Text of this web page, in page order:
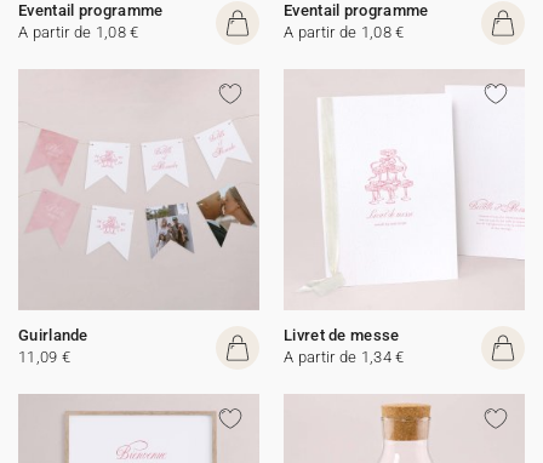
Eventail programme
A partir de 1,08 €
Eventail programme
A partir de 1,08 €
Guirlande
11,09 €
Livret de messe
A partir de 1,34 €